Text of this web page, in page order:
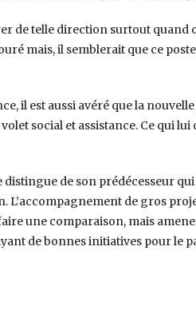
de telle direction surtout quand
mais, il semblerait que ce
il est aussi avéré que la
social et assistance. Ce qui
distingue de son prédécesseur
L’accompagnement de gros
faire une comparaison, mais
de bonnes initiatives pour le